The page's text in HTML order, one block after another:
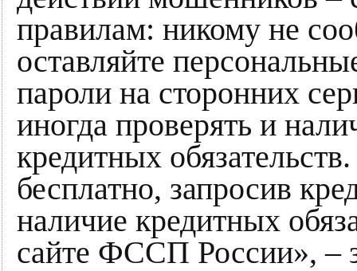
правилам: никому не
оставляйте
пароли на сторонних
иногда проверять и
кредитных
бесплатно, запросив
наличие кредитных
сайте ФССП России», –